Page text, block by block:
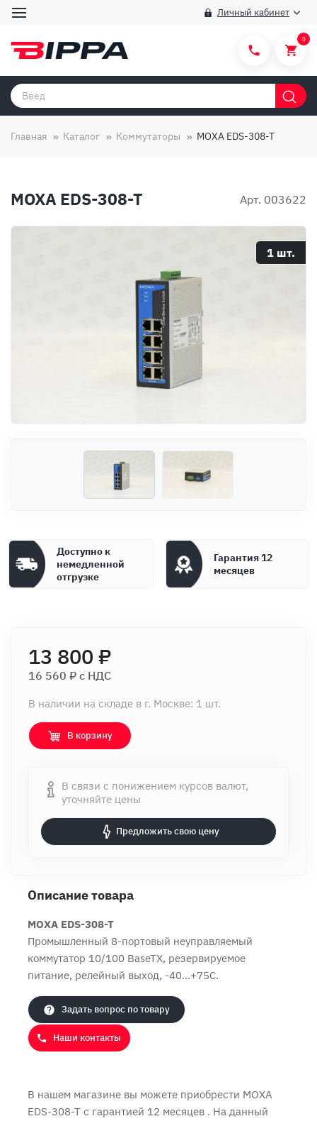
Личный кабинет
Категории товаров
Вопросы и ответы
0
Главная Каталог Коммутаторы MOXA EDS-308-T
MOXA EDS-308-T Арт. 003622
1 шт.
Доступно к
немедленной
отгрузке
Гарантия 12
месяцев
13 800 ₽
16 560 ₽ c НДС
В наличии на складе в г. Москве: 1 шт.
В корзину
В связи с понижением курсов валют,
уточняйте цены
Предложить свою цену
Описание товара
MOXA EDS-308-T
Промышленный 8-портовый неуправляемый
коммутатор 10/100 BaseTХ, резервируемое
питание, релейный выход, -40...+75C.
Задать вопрос по товару
Наши контакты
В нашем магазине вы можете приобрести MOXA
EDS-308-T с гарантией 12 месяцев . На данный
Продолжить покупки Оформить заказ